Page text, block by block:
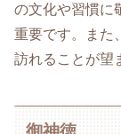
の文化や習慣に
重要です。また
訪れることが望